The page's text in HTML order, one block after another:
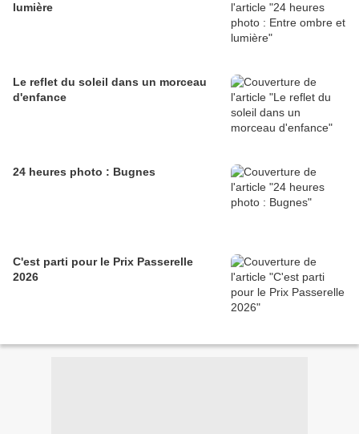
lumière
Le reflet du soleil dans un morceau
d'enfance
24 heures photo : Bugnes
C'est parti pour le Prix Passerelle
2026